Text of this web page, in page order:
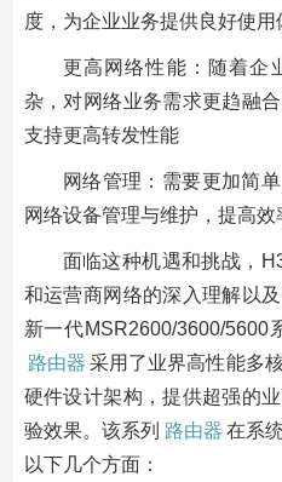
度，为企业业务提供良好使用
更高网络性能：随着企
杂，对网络业务需求更趋融
支持更高转发性能
网络管理：需要更加简
网络设备管理与维护，提高
面临这种机遇和挑战，
和运营商网络的深入理解以
新一代MSR2600/3600/5600
路由器 采用了业界高性能多
硬件设计架构，提供超强的
验效果。该系列 路由器 在系
以下几个方面：